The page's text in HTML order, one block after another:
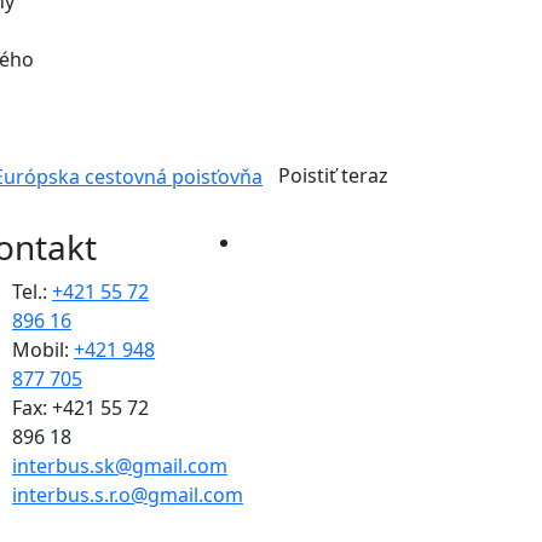
Poistiť teraz
Tel.: +421 55 72
896 16
Mobil: +421 948
877 705
Fax: +421 55 72
896 18
interbus.sk@gmail.com
interbus.s.r.o@gmail.com